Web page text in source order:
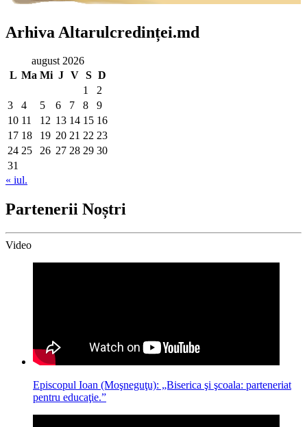
Arhiva Altarulcredinței.md
august 2026
L Ma Mi J V S D
1
2
3
4 5 6 7 8
9
10 11 12 13 14 15 16
17 18 19 20 21 22 23
24 25 26 27 28 29 30
31
« iul.
Partenerii Noștri
Video
Episcopul Ioan (Moşneguţu): „Biserica şi şcoala: parteneriat
pentru educaţie.”